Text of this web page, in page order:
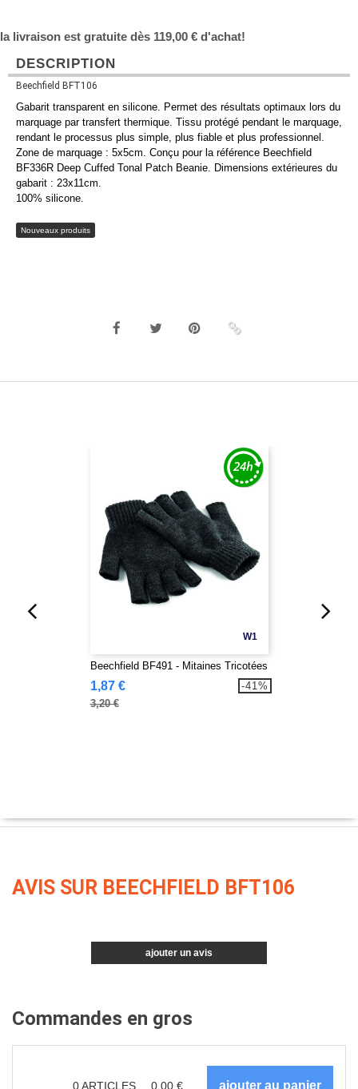
la livraison est gratuite dès 119,00 € d'achat!
DESCRIPTION
Beechfield BFT106
Gabarit transparent en silicone. Permet des résultats optimaux lors du
marquage par transfert thermique. Tissu protégé pendant le marquage,
rendant le processus plus simple, plus fiable et plus professionnel.
Zone de marquage : 5x5cm. Conçu pour la référence Beechfield
BF336R Deep Cuffed Tonal Patch Beanie. Dimensions extérieures du
gabarit : 23x11cm.
100% silicone.
Nouveaux produits
W1
Beechfield BF491 - Mitaines Tricotées
1,87 €
3,20 €
-41%
AVIS SUR BEECHFIELD BFT106
ajouter un avis
Commandes en gros
0ARTICLES 0.00 €